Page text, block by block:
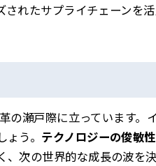
れたサプライチェーンを
の瀬戸際に立っています。
う。 テクノロジーの俊敏性
次の世界的な成長の波を